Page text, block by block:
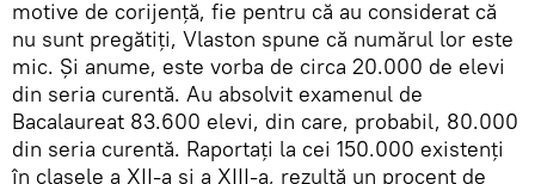
motive de corijenţă, fie pentru că au considerat că
nu sunt pregătiţi, Vlaston spune că numărul lor este
mic. Şi anume, este vorba de circa 20.000 de elevi
din seria curentă. Au absolvit examenul de
Bacalaureat 83.600 elevi, din care, probabil, 80.000
din seria curentă. Raportaţi la cei 150.000 existenţi
în clasele a XII-a şi a XIII-a, rezultă un procent de